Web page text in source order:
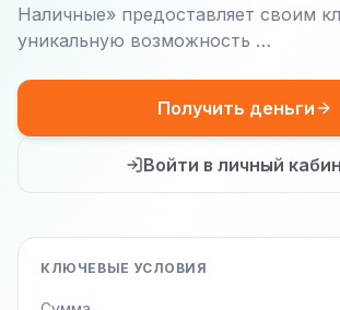
Наличные» предоставляет своим
уникальную возможность …
Получить деньги
Войти в личный
КЛЮЧЕВЫЕ УСЛОВИЯ